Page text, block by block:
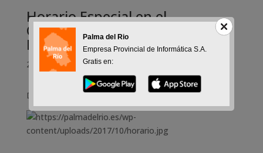
Horario Especial en el
Cementerio con motivo de la
Festividad de los Santos
23-10-2017
Del 23 de octubre al 2 de noviembre 2017
Palma del Rio
Empresa Provincial de Informática S.A.
Gratis en: